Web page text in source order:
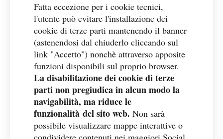
Fatta eccezione per i cookie tecnici,
l'utente può evitare l'installazione dei
cookie di terze parti mantenendo il banner
(astenendosi dal chiuderlo cliccando sul
link "Accetto") nonchè attraverso apposite
funzioni disponibili sul proprio browser.
La disabilitazione dei cookie di terze
parti non pregiudica in alcun modo la
navigabilità, ma riduce le
funzionalità del sito web. Non sarà
possibile visualizzare mappe interattive o